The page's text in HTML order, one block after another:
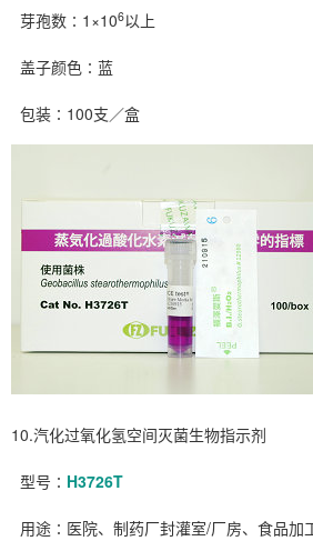
芽孢数∶1×106以上
盖子颜色∶蓝
包装∶100支／盒
10.汽化过氧化氢空间灭菌生物指示剂
型号∶ H3726T
用途∶医院、制药厂封灌室/厂房、食品加